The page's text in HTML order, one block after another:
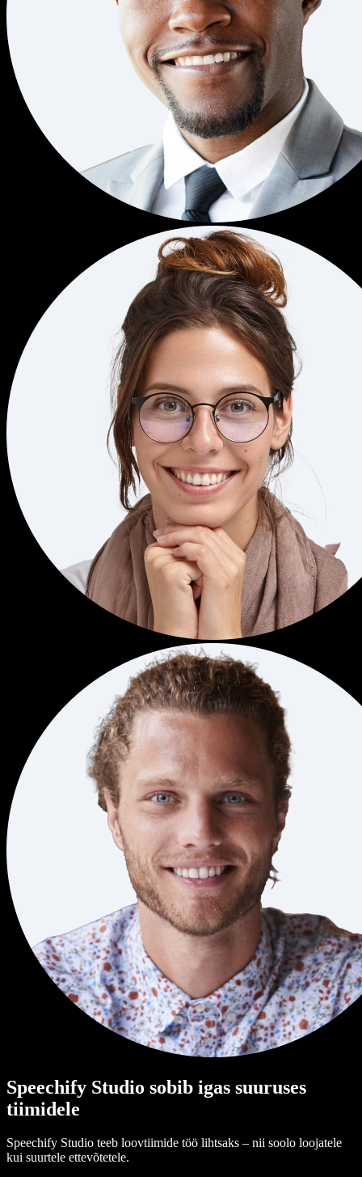
Speechify Studio sobib igas suuruses
tiimidele
Speechify Studio teeb loovtiimide töö lihtsaks – nii soolo loojatele
kui suurtele ettevõtetele.